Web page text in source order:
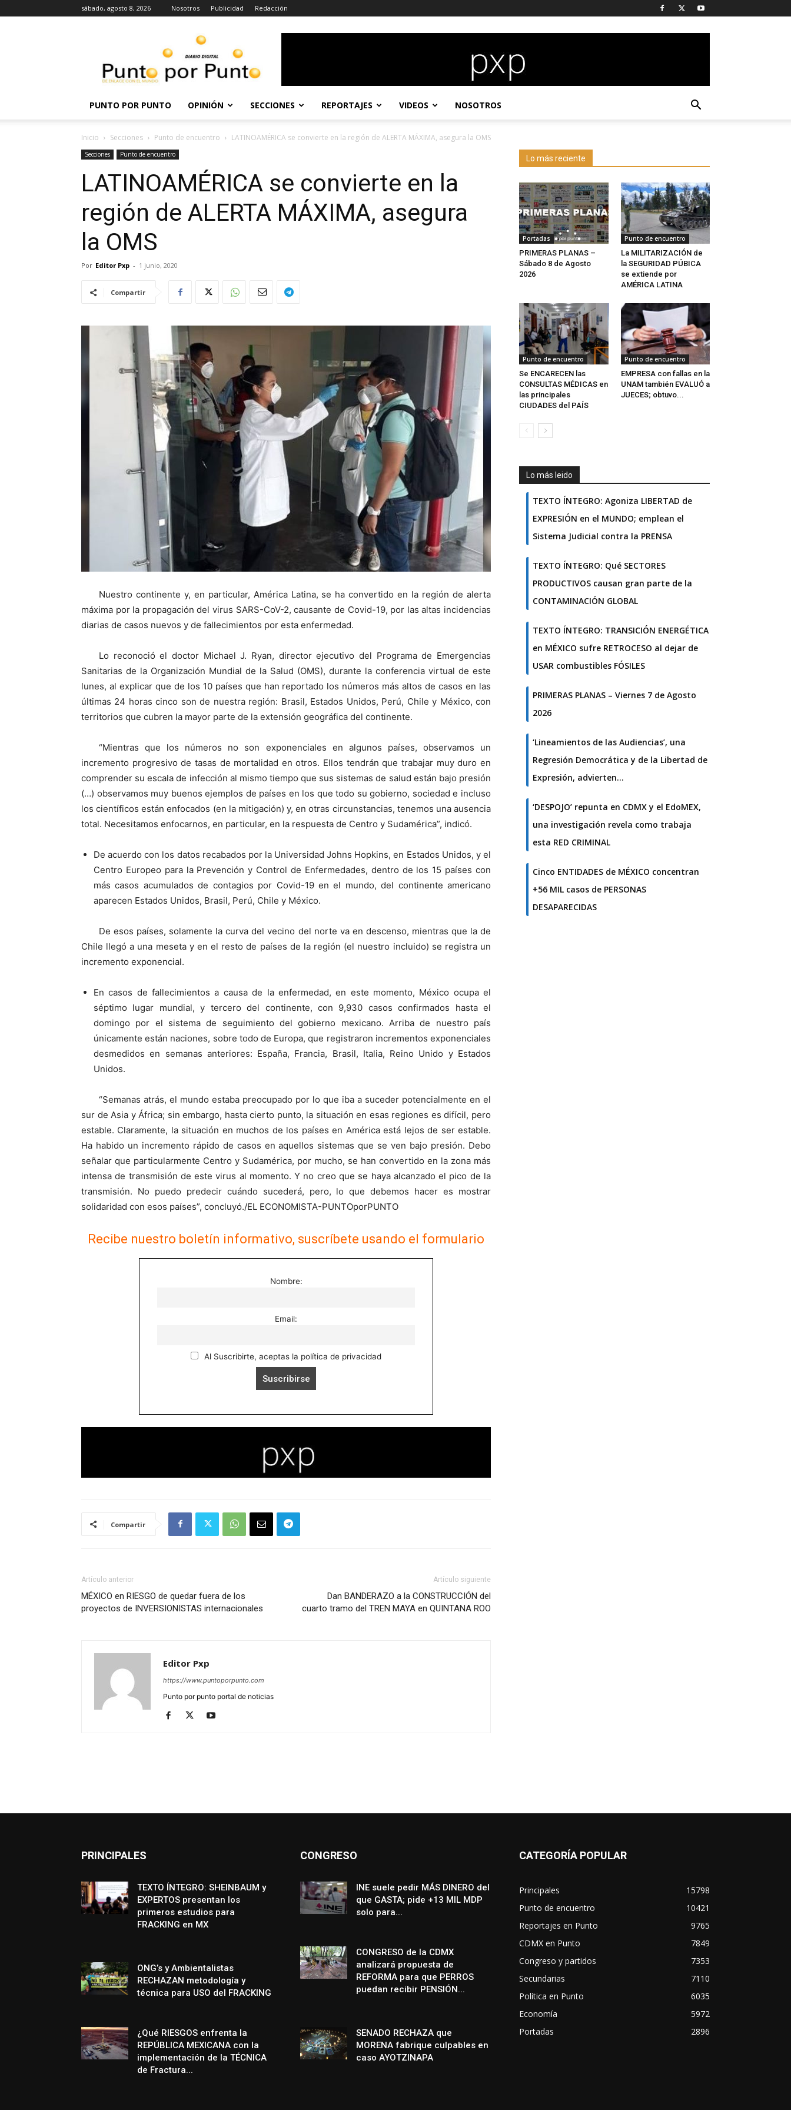
sábado, agosto 8, 2026 Nosotros Publicidad Redacción
Punto
PUNTO POR PUNTO OPINIÓN SECCIONES REPORTAJES VIDEOS NOSOTROS
Inicio Secciones Punto de encuentro LATINOAMÉRICA se convierte en la región de ALERTA MÁXIMA, asegura la OMS
Secciones Punto de encuentro
LATINOAMÉRICA se convierte en la
región de ALERTA MÁXIMA, asegura
la OMS
Por Editor Pxp - 1 junio, 2020
Compartir
Nuestro continente y, en particular, América Latina, se ha convertido en la región de alerta
máxima por la propagación del virus SARS-CoV-2, causante de Covid-19, por las altas incidencias
diarias de casos nuevos y de fallecimientos por esta enfermedad.
Lo reconoció el doctor Michael J. Ryan, director ejecutivo del Programa de Emergencias
Sanitarias de la Organización Mundial de la Salud (OMS), durante la conferencia virtual de este
lunes, al explicar que de los 10 países que han reportado los números más altos de casos en las
últimas 24 horas cinco son de nuestra región: Brasil, Estados Unidos, Perú, Chile y México, con
territorios que cubren la mayor parte de la extensión geográfica del continente.
“Mientras que los números no son exponenciales en algunos países, observamos un
incremento progresivo de tasas de mortalidad en otros. Ellos tendrán que trabajar muy duro en
comprender su escala de infección al mismo tiempo que sus sistemas de salud están bajo presión
(…) observamos muy buenos ejemplos de países en los que todo su gobierno, sociedad e incluso
los científicos están enfocados (en la mitigación) y, en otras circunstancias, tenemos una ausencia
total. Necesitamos enfocarnos, en particular, en la respuesta de Centro y Sudamérica”, indicó.
De acuerdo con los datos recabados por la Universidad Johns Hopkins, en Estados Unidos, y el
Centro Europeo para la Prevención y Control de Enfermedades, dentro de los 15 países con
más casos acumulados de contagios por Covid-19 en el mundo, del continente americano
aparecen Estados Unidos, Brasil, Perú, Chile y México.
De esos países, solamente la curva del vecino del norte va en descenso, mientras que la de
Chile llegó a una meseta y en el resto de países de la región (el nuestro incluido) se registra un
incremento exponencial.
En casos de fallecimientos a causa de la enfermedad, en este momento, México ocupa el
séptimo lugar mundial, y tercero del continente, con 9,930 casos confirmados hasta el
domingo por el sistema de seguimiento del gobierno mexicano. Arriba de nuestro país
únicamente están naciones, sobre todo de Europa, que registraron incrementos exponenciales
desmedidos en semanas anteriores: España, Francia, Brasil, Italia, Reino Unido y Estados
Unidos.
“Semanas atrás, el mundo estaba preocupado por lo que iba a suceder potencialmente en el
sur de Asia y África; sin embargo, hasta cierto punto, la situación en esas regiones es difícil, pero
estable. Claramente, la situación en muchos de los países en América está lejos de ser estable.
Ha habido un incremento rápido de casos en aquellos sistemas que se ven bajo presión. Debo
señalar que particularmente Centro y Sudamérica, por mucho, se han convertido en la zona más
intensa de transmisión de este virus al momento. Y no creo que se haya alcanzado el pico de la
transmisión. No puedo predecir cuándo sucederá, pero, lo que debemos hacer es mostrar
solidaridad con esos países”, concluyó./EL ECONOMISTA-PUNTOporPUNTO
Recibe nuestro boletín informativo, suscríbete usando el formulario
Nombre:
Email:
Al Suscribirte, aceptas la política de privacidad
Compartir
Artículo anterior
MÉXICO en RIESGO de quedar fuera de los
proyectos de INVERSIONISTAS internacionales
Artículo siguiente
Dan BANDERAZO a la CONSTRUCCIÓN del
cuarto tramo del TREN MAYA en QUINTANA ROO
Editor Pxp
https://www.puntoporpunto.com
Punto por punto portal de noticias
Lo más reciente
Portadas
PRIMERAS PLANAS –
Sábado 8 de Agosto
2026
Punto de encuentro
La MILITARIZACIÓN de
la SEGURIDAD PÚBICA
se extiende por
AMÉRICA LATINA
Punto de encuentro
Se ENCARECEN las
CONSULTAS MÉDICAS en
las principales
CIUDADES del PAÍS
Punto de encuentro
EMPRESA con fallas en la
UNAM también EVALUÓ a
JUECES; obtuvo...
Lo más leido
TEXTO ÍNTEGRO: Agoniza LIBERTAD de
EXPRESIÓN en el MUNDO; emplean el
Sistema Judicial contra la PRENSA
TEXTO ÍNTEGRO: Qué SECTORES
PRODUCTIVOS causan gran parte de la
CONTAMINACIÓN GLOBAL
TEXTO ÍNTEGRO: TRANSICIÓN ENERGÉTICA
en MÉXICO sufre RETROCESO al dejar de
USAR combustibles FÓSILES
PRIMERAS PLANAS – Viernes 7 de Agosto
2026
‘Lineamientos de las Audiencias’, una
Regresión Democrática y de la Libertad de
Expresión, advierten…
‘DESPOJO’ repunta en CDMX y el EdoMEX,
una investigación revela como trabaja
esta RED CRIMINAL
Cinco ENTIDADES de MÉXICO concentran
+56 MIL casos de PERSONAS
DESAPARECIDAS
PRINCIPALES
TEXTO ÍNTEGRO: SHEINBAUM y
EXPERTOS presentan los
primeros estudios para
FRACKING en MX
ONG’s y Ambientalistas
RECHAZAN metodología y
técnica para USO del FRACKING
¿Qué RIESGOS enfrenta la
REPÚBLICA MEXICANA con la
implementación de la TÉCNICA
de Fractura...
CONGRESO
INE suele pedir MÁS DINERO del
que GASTA; pide +13 MIL MDP
solo para...
CONGRESO de la CDMX
analizará propuesta de
REFORMA para que PERROS
puedan recibir PENSIÓN...
SENADO RECHAZA que
MORENA fabrique culpables en
caso AYOTZINAPA
CATEGORÍA POPULAR
Principales
15798
Punto de encuentro
10421
Reportajes en Punto
9765
CDMX en Punto
7849
Congreso y partidos
7353
Secundarias
7110
Política en Punto
6035
Economía
5972
Portadas
2896